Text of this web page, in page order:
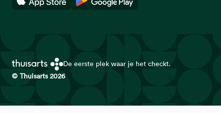
Download in de App StoreDownload in de Google Play
De eerste plek waar je het checkt.
© Thuisarts 2026